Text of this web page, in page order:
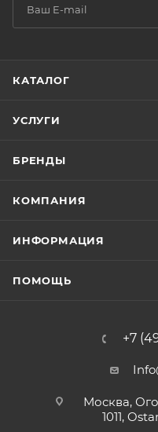
КАТАЛОГ
УСЛУГИ
БРЕНДЫ
КОМПАНИЯ
ИНФОРМАЦИЯ
ПОМОЩЬ
+7
Москва,
1011,